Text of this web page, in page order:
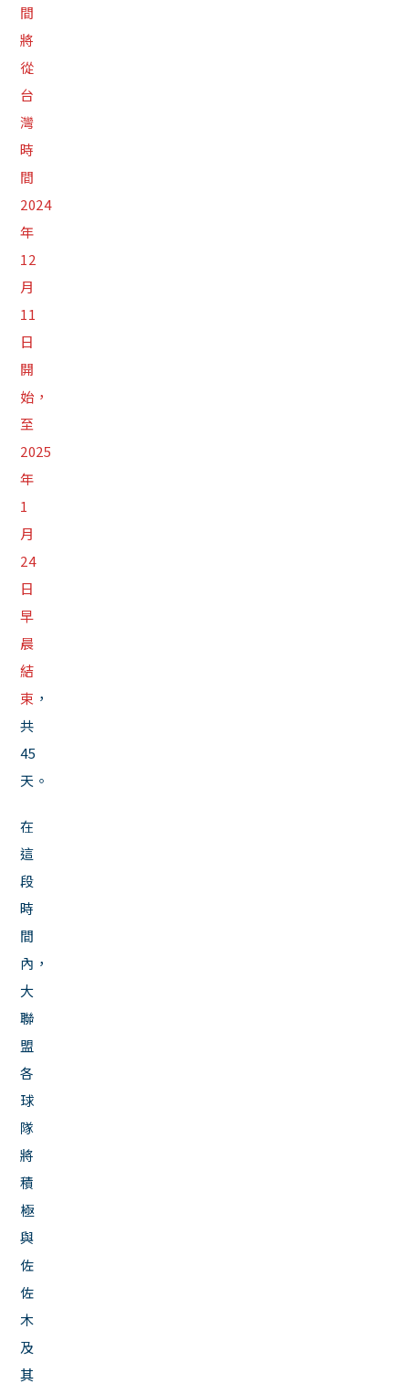
間
將
從
台
灣
時
間
2024
年
12
月
11
日
開
始，
至
2025
年
1
月
24
日
早
晨
結
束 ，
共
45
天。
在
這
段
時
間
內，
大
聯
盟
各
球
隊
將
積
極
與
佐
佐
木
及
其